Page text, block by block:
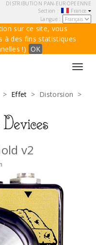
DISTRIBUTION PAN-EUROPEENNE
Section :
France
Langue :
sur ce site, vous
à des fins statistiques
!) OK
> Effet > Distorsion >
v2